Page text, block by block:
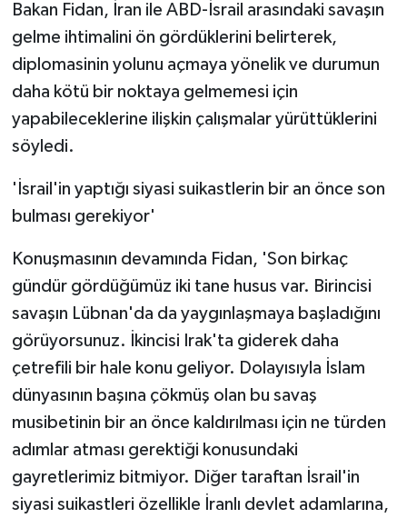
Bakan Fidan, İran ile ABD-İsrail arasındaki savaşın
gelme ihtimalini ön gördüklerini belirterek,
diplomasinin yolunu açmaya yönelik ve durumun
daha kötü bir noktaya gelmemesi için
yapabileceklerine ilişkin çalışmalar yürüttüklerini
söyledi.
'İsrail'in yaptığı siyasi suikastlerin bir an önce son
bulması gerekiyor'
Konuşmasının devamında Fidan, 'Son birkaç
gündür gördüğümüz iki tane husus var. Birincisi
savaşın Lübnan'da da yaygınlaşmaya başladığını
görüyorsunuz. İkincisi Irak'ta giderek daha
çetrefili bir hale konu geliyor. Dolayısıyla İslam
dünyasının başına çökmüş olan bu savaş
musibetinin bir an önce kaldırılması için ne türden
adımlar atması gerektiği konusundaki
gayretlerimiz bitmiyor. Diğer taraftan İsrail'in
siyasi suikastleri özellikle İranlı devlet adamlarına,